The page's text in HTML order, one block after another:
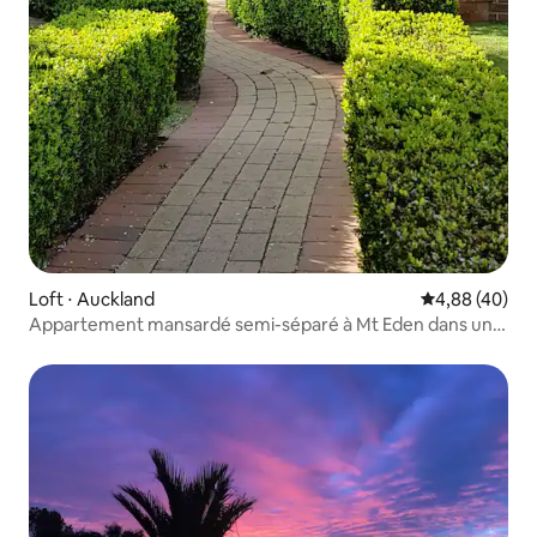
Loft ⋅ Auckland Évaluation
4,88 (40)
Appartement mansardé semi-séparé à Mt Eden dans une